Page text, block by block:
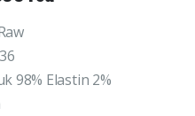
rsd.
cena
98% Elastin 2%